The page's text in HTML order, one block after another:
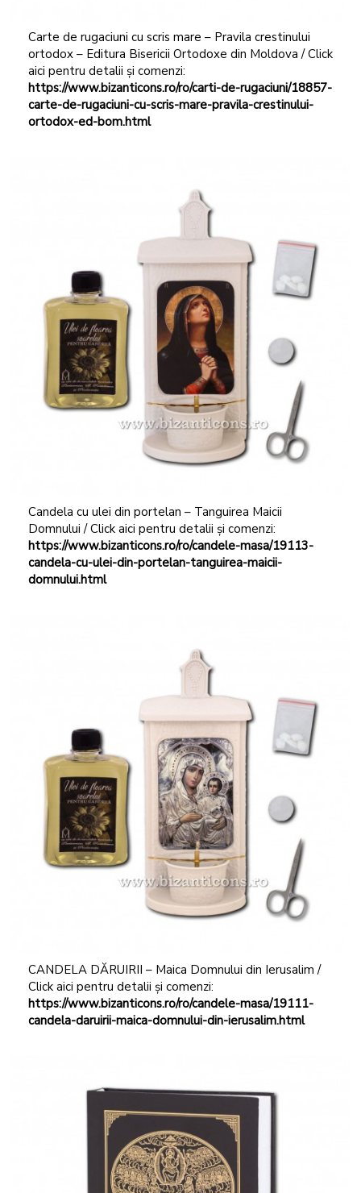
Carte de rugaciuni cu scris mare – Pravila crestinului
ortodox – Editura Bisericii Ortodoxe din Moldova / Click
aici pentru detalii și comenzi:
https://www.bizanticons.ro/ro/carti-de-rugaciuni/18857-
carte-de-rugaciuni-cu-scris-mare-pravila-crestinului-
ortodox-ed-bom.html
Candela cu ulei din portelan – Tanguirea Maicii
Domnului / Click aici pentru detalii și comenzi:
https://www.bizanticons.ro/ro/candele-masa/19113-
candela-cu-ulei-din-portelan-tanguirea-maicii-
domnului.html
CANDELA DĂRUIRII – Maica Domnului din Ierusalim /
Click aici pentru detalii și comenzi:
https://www.bizanticons.ro/ro/candele-masa/19111-
candela-daruirii-maica-domnului-din-ierusalim.html